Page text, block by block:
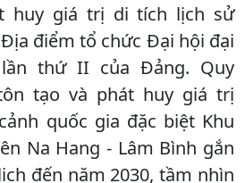
huy giá trị di tích lịch sử
điểm tổ chức Đại hội đại
thứ II của Đảng. Quy
tạo và phát huy giá trị
quốc gia đặc biệt Khu
Na Hang - Lâm Bình gắn
đến năm 2030, tầm nhìn